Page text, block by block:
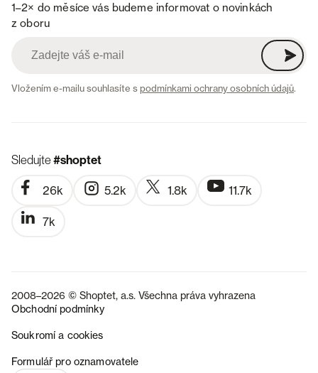
1–2× do měsíce vás budeme informovat o novinkách
z oboru
Vložením e-mailu souhlasíte spodmínkami ochrany osobních údajů.
Sledujte#shoptet
26k 5.2k 1.8k 11.7k
7k
2008–2026 © Shoptet, a.s. Všechna práva vyhrazena
Obchodní podmínky
Soukromí a cookies
Formulář pro oznamovatele